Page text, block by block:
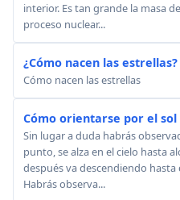
interior. Es tan grande la masa
proceso nuclear...
¿Cómo nacen las estrellas?
Cómo nacen las estrellas
Cómo orientarse por el sol
Sin lugar a duda habrás
punto, se alza en el cielo hasta
después va descendiendo
Habrás observa...